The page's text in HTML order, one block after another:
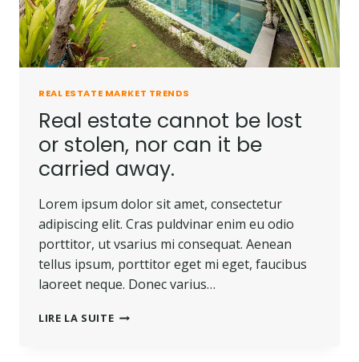
REAL ESTATE MARKET TRENDS
Real estate cannot be lost
or stolen, nor can it be
carried away.
Lorem ipsum dolor sit amet, consectetur
adipiscing elit. Cras puldvinar enim eu odio
porttitor, ut vsarius mi consequat. Aenean
tellus ipsum, porttitor eget mi eget, faucibus
laoreet neque. Donec varius…
LIRE LA SUITEREAL